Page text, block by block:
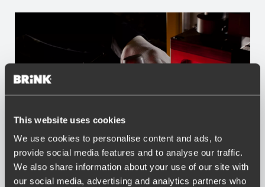
This website uses cookies
We use cookies to personalise content and ads, to
provide social media features and to analyse our traffic.
We also share information about your use of our site with
our social media, advertising and analytics partners who
Avantages de Brink